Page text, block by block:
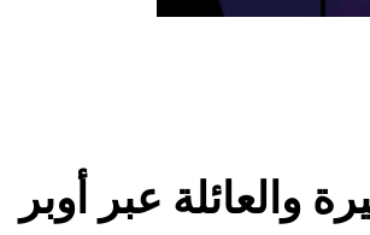
والعائلة عبر أوبر